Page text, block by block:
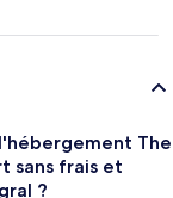
The
sans frais et
?